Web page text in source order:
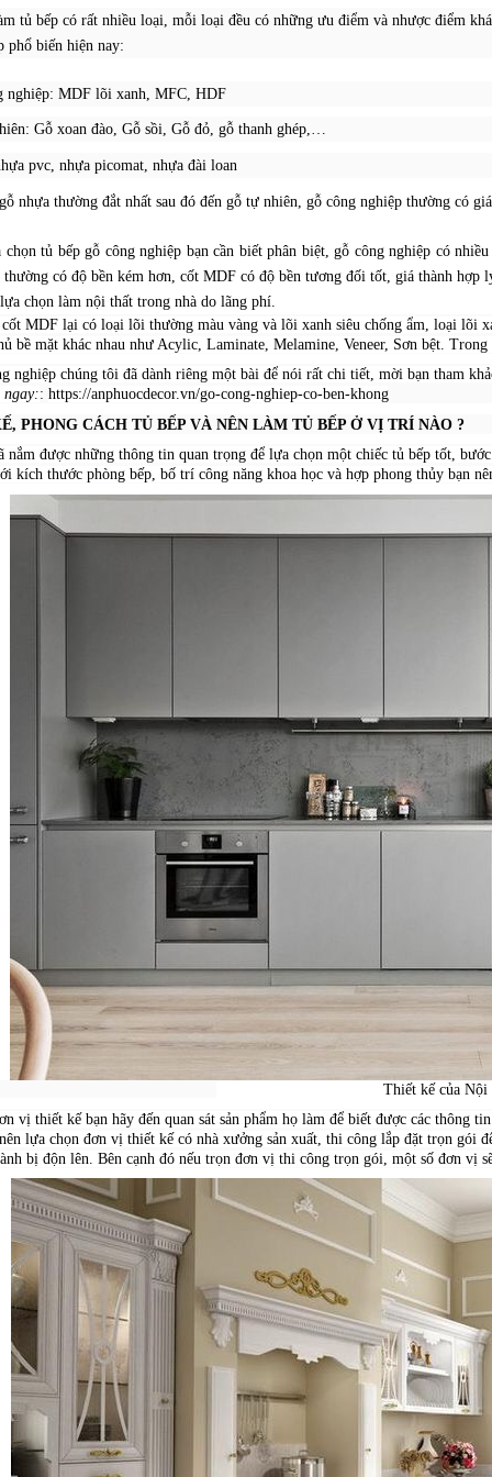
tủ bếp có rất nhiều loại, mỗi loại đều có những ưu điểm và nhược điểm
phổ biến hiện nay:
nghiệp: MDF lõi xanh, MFC, HDF
Gỗ xoan đào, Gỗ sồi, Gỗ đỏ, gỗ thanh ghép,…
pvc, nhựa picomat, nhựa đài loan
nhựa thường đắt nhất sau đó đến gỗ tự nhiên, gỗ công nghiệp thường có
tủ bếp gỗ công nghiệp bạn cần biết phân biệt, gỗ công nghiệp có
thường có độ bền kém hơn, cốt MDF có độ bền tương đối tốt, giá thành
chọn làm nội thất trong nhà do lãng phí.
MDF lại có loại lõi thường màu vàng và lõi xanh siêu chống ẩm, loại lõi
bề mặt khác nhau như Acylic, Laminate, Melamine, Veneer, Sơn bệt.
nghiệp chúng tôi đã dành riêng một bài để nói rất chi tiết, mời bạn tham
: https://anphuocdecor.vn/go-cong-nghiep-co-ben-khong
PHONG CÁCH TỦ BẾP VÀ NÊN LÀM TỦ BẾP Ở VỊ TRÍ NÀO ?
nắm được những thông tin quan trọng để lựa chọn một chiếc tủ bếp tốt,
kích thước phòng bếp, bố trí công năng khoa học và hợp phong thủy bạn
Thiết kế của Nội Thất An
vị thiết kế bạn hãy đến quan sát sản phẩm họ làm để biết được các thông
lựa chọn đơn vị thiết kế có nhà xưởng sản xuất, thi công lắp đặt trọn gói
bị độn lên. Bên cạnh đó nếu trọn đơn vị thi công trọn gói, một số đơn vị